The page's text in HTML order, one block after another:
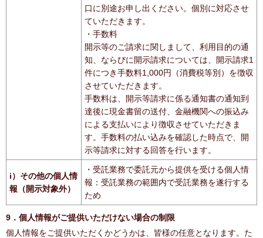
口に別途お申し出ください。個別に対応させ
ていただきます。
・手数料
開示等のご請求に関しまして、利用目的の通
知、ならびに開示請求については、開示請求1
件につき手数料1,000円（消費税等別）を徴収
させていただきます。
手数料は、開示等請求に係る通知書の通知到
達後に現金書留の送付、金融機関への振込み
による支払いにより徴収させていただきま
す。手数料の払い込みを確認した時点で、開
示等請求に対する回答を行います。
i）その他の個人情
報（開示対象外）
・受託業務で委託元から提供を受ける個人情
報：受託業務の範囲内で受託業務を遂行する
ため
9．個人情報がご提供いただけない場合の制限
個人情報をご提供いただくかどうかは、皆様の任意となります。た